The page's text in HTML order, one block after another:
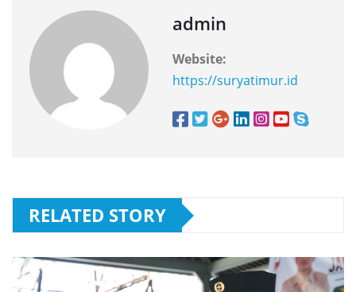
admin
Website:
https://suryatimur.id
RELATED STORY